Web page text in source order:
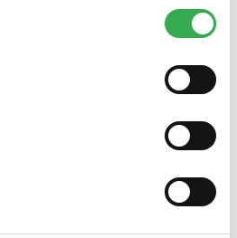
mohli používať všetky tieto